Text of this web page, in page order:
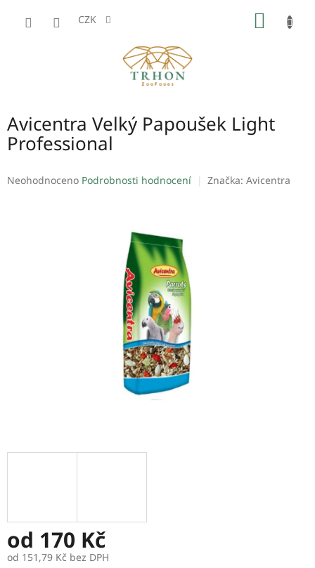
CZK
Avicentra Velký Papoušek Light
Professional
Průměrné
Neohodnoceno Podrobnosti hodnocení Značka: Avicentra
od 170 Kč
od 151,79 Kč bez DPH